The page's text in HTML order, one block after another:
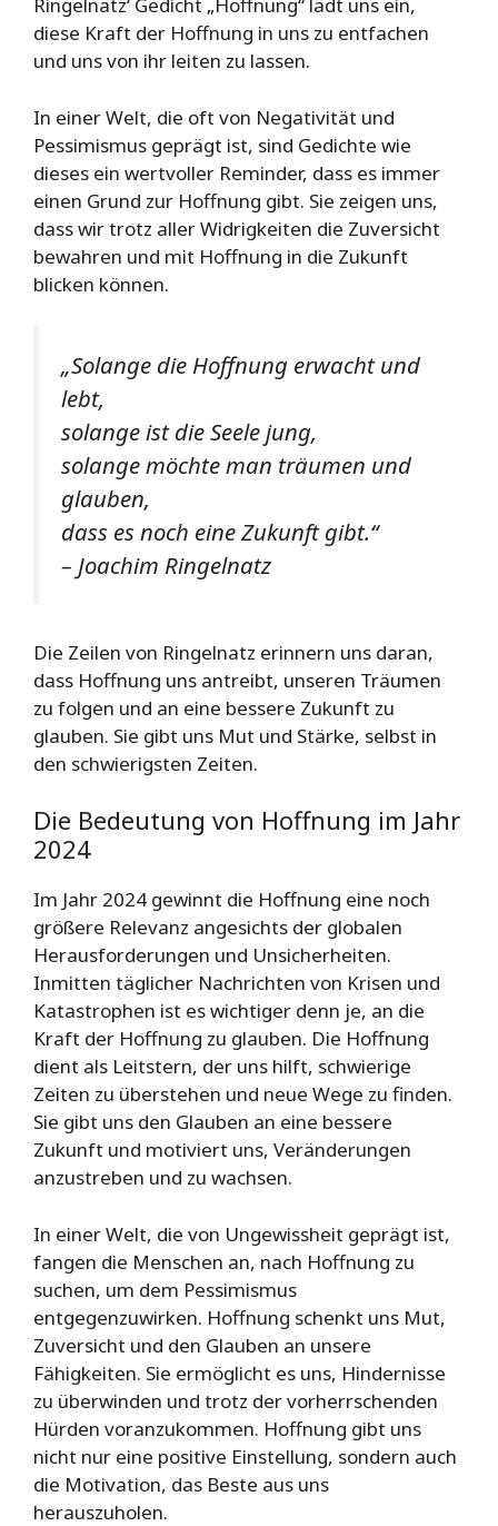
Ringelnatz‘ Gedicht „Hoffnung“ lädt uns ein,
diese Kraft der Hoffnung in uns zu entfachen
und uns von ihr leiten zu lassen.
In einer Welt, die oft von Negativität und
Pessimismus geprägt ist, sind Gedichte wie
dieses ein wertvoller Reminder, dass es immer
einen Grund zur Hoffnung gibt. Sie zeigen uns,
dass wir trotz aller Widrigkeiten die Zuversicht
bewahren und mit Hoffnung in die Zukunft
blicken können.
„Solange die Hoffnung erwacht und
lebt,
solange ist die Seele jung,
solange möchte man träumen und
glauben,
dass es noch eine Zukunft gibt.“
– Joachim Ringelnatz
Die Zeilen von Ringelnatz erinnern uns daran,
dass Hoffnung uns antreibt, unseren Träumen
zu folgen und an eine bessere Zukunft zu
glauben. Sie gibt uns Mut und Stärke, selbst in
den schwierigsten Zeiten.
Die Bedeutung von Hoffnung im Jahr
2024
Im Jahr 2024 gewinnt die Hoffnung eine noch
größere Relevanz angesichts der globalen
Herausforderungen und Unsicherheiten.
Inmitten täglicher Nachrichten von Krisen und
Katastrophen ist es wichtiger denn je, an die
Kraft der Hoffnung zu glauben. Die Hoffnung
dient als Leitstern, der uns hilft, schwierige
Zeiten zu überstehen und neue Wege zu finden.
Sie gibt uns den Glauben an eine bessere
Zukunft und motiviert uns, Veränderungen
anzustreben und zu wachsen.
In einer Welt, die von Ungewissheit geprägt ist,
fangen die Menschen an, nach Hoffnung zu
suchen, um dem Pessimismus
entgegenzuwirken. Hoffnung schenkt uns Mut,
Zuversicht und den Glauben an unsere
Fähigkeiten. Sie ermöglicht es uns, Hindernisse
zu überwinden und trotz der vorherrschenden
Hürden voranzukommen. Hoffnung gibt uns
nicht nur eine positive Einstellung, sondern auch
die Motivation, das Beste aus uns
herauszuholen.